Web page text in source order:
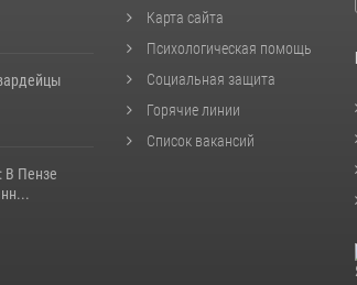
В Пензе
Карта сайта
Психологическая помощь
Социальная защита
Горячие линии
Список вакансий